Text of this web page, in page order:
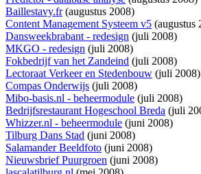
Baillestavy.fr(augustus 2008)
Content Management Systeem v5 (augustus
Dansweekbrabant - redesign (juli 2008)
MKGO - redesign (juli 2008)
Fokbedrijf van het Zandeind (juli 2008)
Lectoraat Verkeer en Stedenbouw (juli 2008)
Compas Onderwijs (juli 2008)
Mibo-basis.nl - beheermodule (juli 2008)
Bedrijfsrestaurant Hogeschool Breda (juli
Whizzer.nl - beheermodule (juni 2008)
Tilburg Dans Stad (juni 2008)
Salamander Beeldfoto (juni 2008)
Nieuwsbrief Puurgroen (juni 2008)